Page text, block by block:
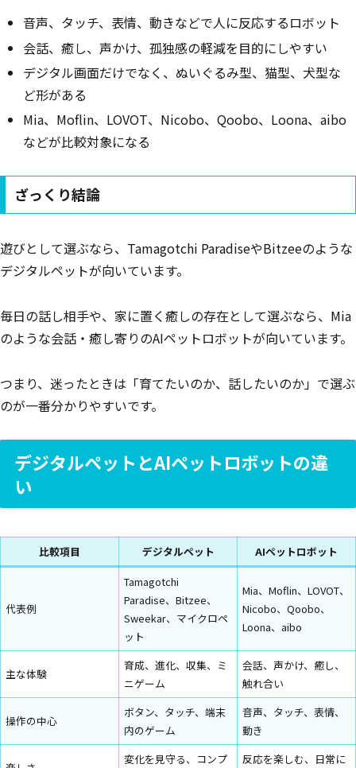
音声、タッチ、表情、動きなどで人に反応するロボット
会話、癒し、声かけ、孤独感の軽減を目的にしやすい
デジタル画面だけでなく、ぬいぐるみ型、猫型、犬型な
ど形がある
Mia、Moflin、LOVOT、Nicobo、Qoobo、Loona、aibo
などが比較対象になる
ざっくり結論
遊びとして選ぶなら、Tamagotchi ParadiseやBitzeeのような
デジタルペットが向いています。
毎日の話し相手や、家に置く癒しの存在として選ぶなら、Mia
のような会話・癒し寄りのAIペットロボットが向いています。
つまり、迷ったときは「育てたいのか、話したいのか」で選ぶ
のが一番分かりやすいです。
デジタルペットとAIペットロボットの違
い
比較項目 デジタルペット AIペットロボット
代表例
Tamagotchi
Paradise、Bitzee、
Sweekar、マイクロペ
ット
Mia、Moflin、LOVOT、
Nicobo、Qoobo、
Loona、aibo
主な体験
育成、進化、収集、ミ
ニゲーム
会話、声かけ、癒し、
触れ合い
操作の中心
ボタン、タッチ、端末
内のゲーム
音声、タッチ、表情、
動き
変化を見守る、コンプ 反応を楽しむ、日常に